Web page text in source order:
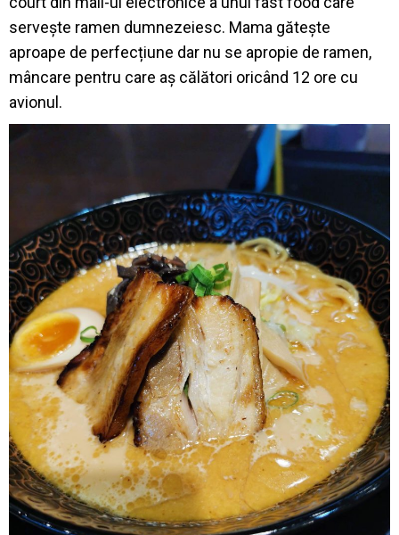
servește ramen dumnezeiesc. Mama gătește
aproape de perfecțiune dar nu se apropie de ramen,
mâncare pentru care aș călători oricând 12 ore cu
avionul.